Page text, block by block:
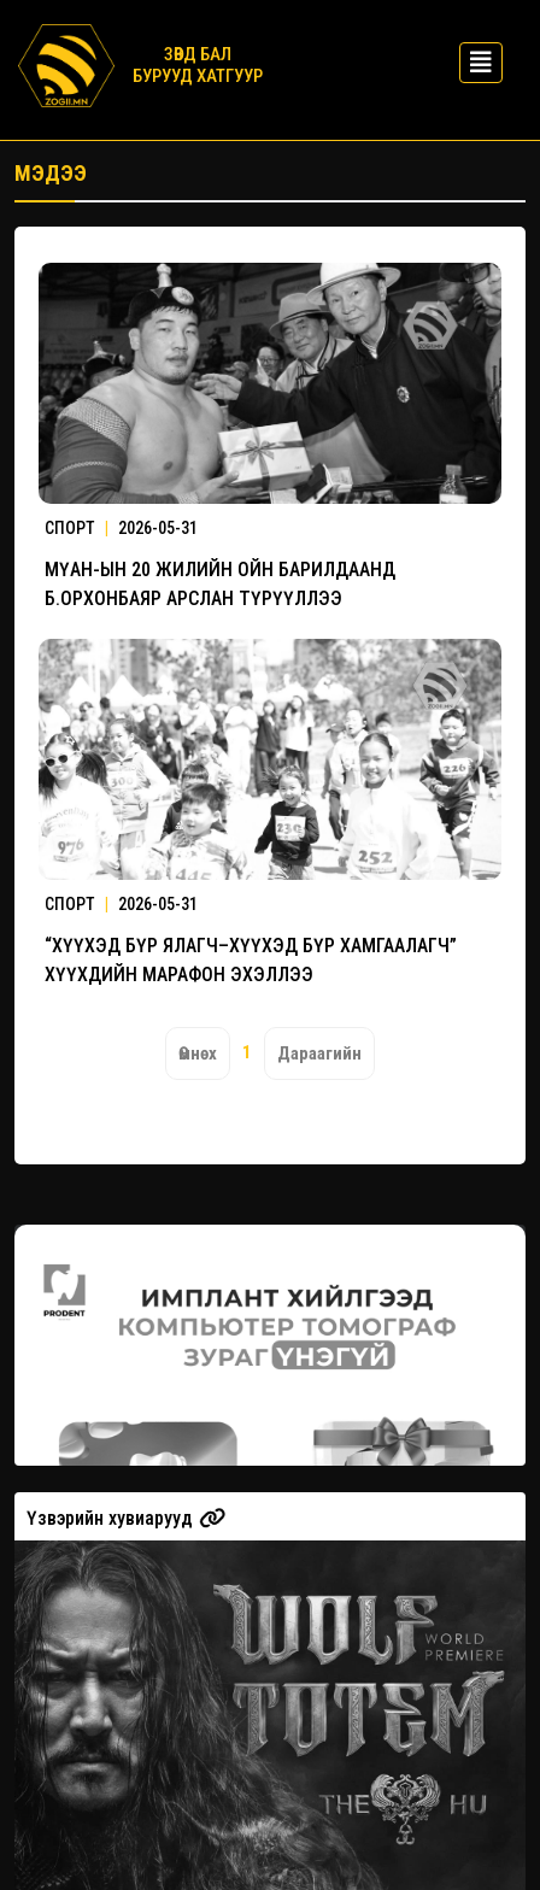
ЗӨВД БАЛ
БУРУУД ХАТГУУР
МЭДЭЭ
СПОРТ 2026-05-31
МҮАН-ЫН 20 ЖИЛИЙН ОЙН БАРИЛДААНД
Б.ОРХОНБАЯР АРСЛАН ТҮРҮҮЛЛЭЭ
СПОРТ 2026-05-31
“ХҮҮХЭД БҮР ЯЛАГЧ–ХҮҮХЭД БҮР ХАМГААЛАГЧ”
ХҮҮХДИЙН МАРАФОН ЭХЭЛЛЭЭ
Өмнөх 1 Дараагийн
Үзвэрийн хувиарууд